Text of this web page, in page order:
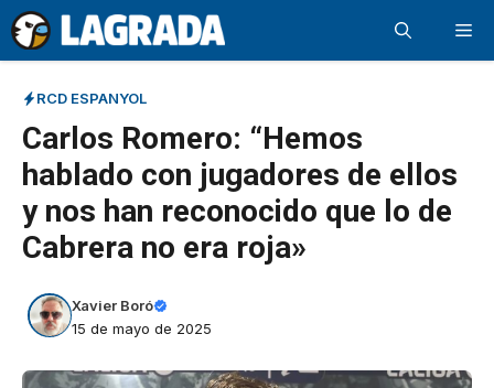
Saltar
al
contenido
RCD ESPANYOL
Carlos Romero: “Hemos
hablado con jugadores de ellos
y nos han reconocido que lo de
Cabrera no era roja»
Xavier Boró
15 de mayo de 2025